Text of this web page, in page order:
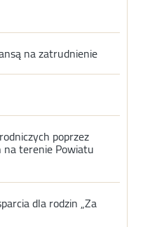
na zatrudnienie
poprzez
terenie Powiatu
dla rodzin „Za